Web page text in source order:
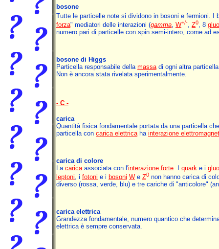
bosone
Tutte le particelle note si dividono in bosoni e fermioni. I
forza" mediatori delle interazioni (gamma, W+/-, Z0, 8
numero pari di particelle con spin semi-intero, come ad
bosone di Higgs
Particella responsabile della massadi ogni altra
Non è ancora stata rivelata sperimentalmente.
- C -
carica
Quantità fisica fondamentale portata da una particella
particella con carica elettrica ha interazione
carica di colore
La carica associata con l'interazione forte . I quark e i
leptoni , i fotoni e i bosoni W e Z0 non hanno carica di
diverso (rossa, verde, blu) e tre cariche di "anticolore"
carica elettrica
Grandezza fondamentale, numero quantico che
elettrica è sempre conservata.